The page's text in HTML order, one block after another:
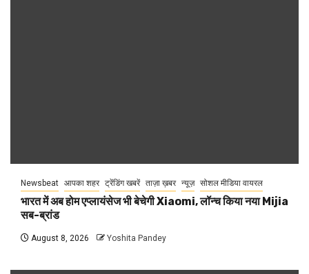
Newsbeat आपका शहर ट्रेंडिंग खबरें ताज़ा ख़बर न्यूज़ सोशल मीडिया वायरल
भारत में अब होम एप्लायंसेज भी बेचेगी Xiaomi, लॉन्च किया नया Mijia
सब-ब्रांड
August 8, 2026 Yoshita Pandey